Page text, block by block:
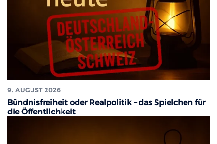
9. AUGUST 2026
Bündnisfreiheit oder Realpolitik – das Spielchen für
die Öffentlichkeit